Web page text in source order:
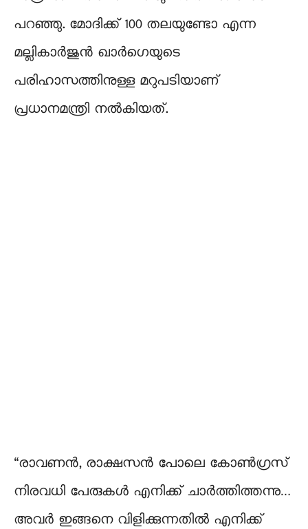
പറഞ്ഞു. മോദിക്ക് 100 തലയുണ്ടോ എന്ന
മല്ലികാർജുൻ ഖാർഗെയുടെ
പരിഹാസത്തിനുള്ള മറുപടിയാണ്
പ്രധാനമന്ത്രി നൽകിയത്.
“രാവണൻ, രാക്ഷസൻ പോലെ കോൺഗ്രസ്
നിരവധി പേരുകൾ എനിക്ക് ചാർത്തിത്തന്നു…
അവർ ഇങ്ങനെ വിളിക്കുന്നതിൽ എനിക്ക്